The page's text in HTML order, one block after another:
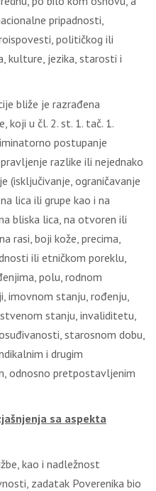
pripadnosti,
političkog ili
kulture, jezika, starosti i
bliže je razrađena
koji u čl. 2. st. 1. tač. 1.
postupanje
razlike ili nejednako
(isključivanje, ograničavanje
lica ili grupe kao i na
bliska lica, na otvoren ili
rasi, boji kože, precima,
ili etničkom poreklu,
polu, rodnom
imovnom stanju, rođenju,
stanju, invaliditetu,
starosnom dobu,
i drugim
odnosno pretpostavljenim
sa aspekta
kao i nadležnost
zadatak Poverenika bio